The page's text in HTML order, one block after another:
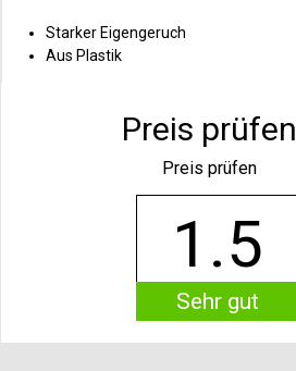
Starker Eigengeruch
Aus Plastik
Preis prüfen
Preis prüfen
1.5
Sehr gut